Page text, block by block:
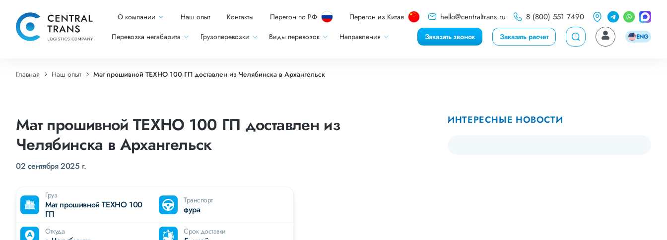
О компании Наш опыт Контакты Перегон по РФ Перегон из Китая hello@centraltrans.ru 8 (800) 551 7490
Перевозка негабарита Грузоперевозки Виды перевозок Направления Заказать звонок Заказать расчет ENG
Главная Наш опыт Мат прошивной ТЕХНО 100 ГП доставлен из Челябинска в Архангельск
Мат прошивной ТЕХНО 100 ГП доставлен из
Челябинска в Архангельск
02 сентября 2025 г.
Груз
Мат прошивной ТЕХНО 100
ГП
Транспорт
фура
Откуда Срок доставки
ИНТЕРЕСНЫЕ НОВОСТИ